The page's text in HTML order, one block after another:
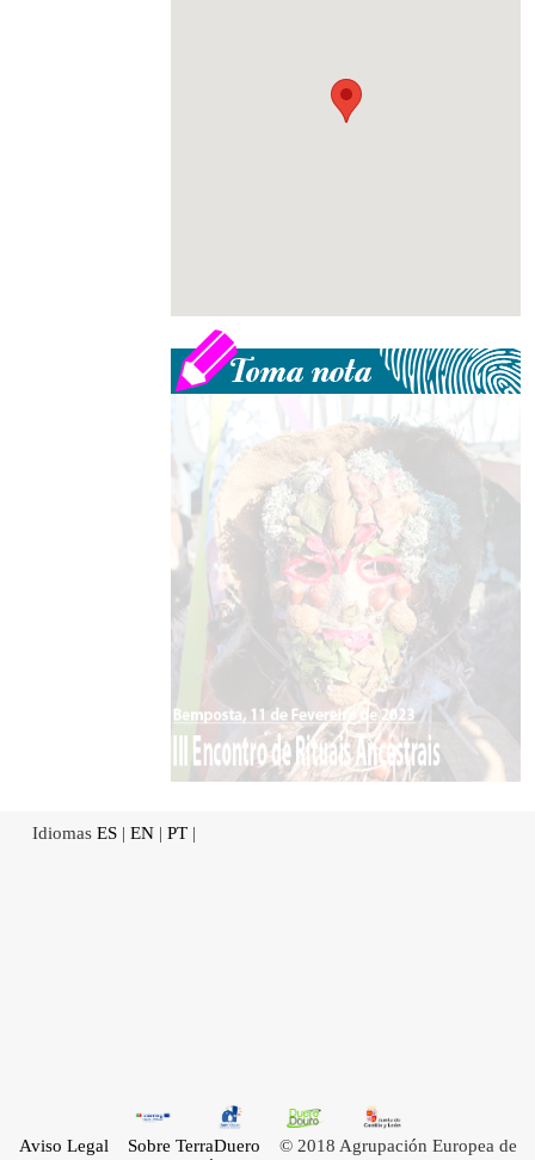
Idiomas ES | EN | PT |
Aviso Legal Sobre TerraDuero © 2018 Agrupación Europea de